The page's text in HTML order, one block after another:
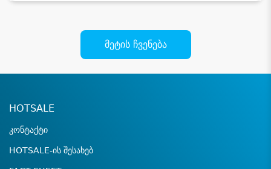
მეტის ჩვენება
HOTSALE
კონტაქტი
HOTSALE-ის შესახებ